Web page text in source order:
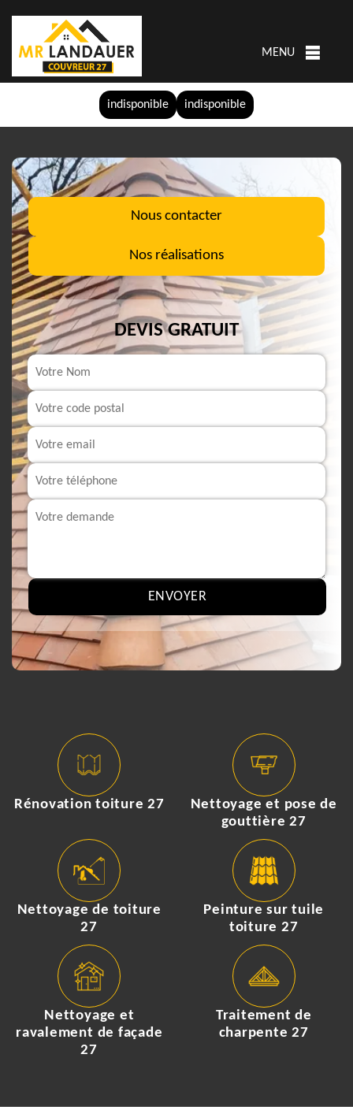
indisponible indisponible
MENU
Nous contacter
Nos réalisations
DEVIS GRATUIT
Rénovation toiture 27
Nettoyage et pose de
gouttière 27
Nettoyage de toiture
27
Peinture sur tuile
toiture 27
Nettoyage et
ravalement de façade
27
Traitement de
charpente 27